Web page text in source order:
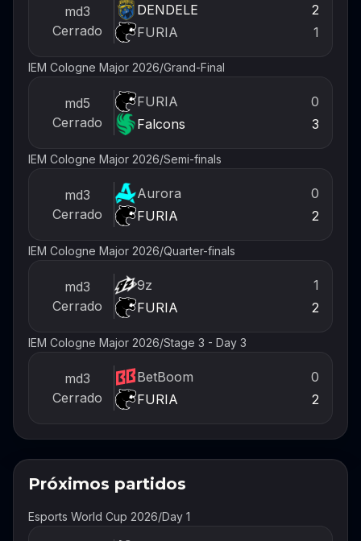
md3
Cerrado
DENDELE
2
FURIA
1
IEM Cologne Major 2026/Grand-Final
md5
Cerrado
FURIA
0
Falcons
3
IEM Cologne Major 2026/Semi-finals
md3
Cerrado
Aurora
0
FURIA
2
IEM Cologne Major 2026/Quarter-finals
md3
Cerrado
9z
1
FURIA
2
IEM Cologne Major 2026/Stage 3 - Day 3
md3
Cerrado
BetBoom
0
FURIA
2
Próximos partidos
Esports World Cup 2026/Day 1